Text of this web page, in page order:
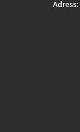
Adress: